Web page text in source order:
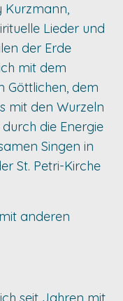
Kurzmann,
Lieder und
der Erde
mit dem
Göttlichen, dem
mit den Wurzeln
die Energie
Singen in
St. Petri-Kirche
anderen